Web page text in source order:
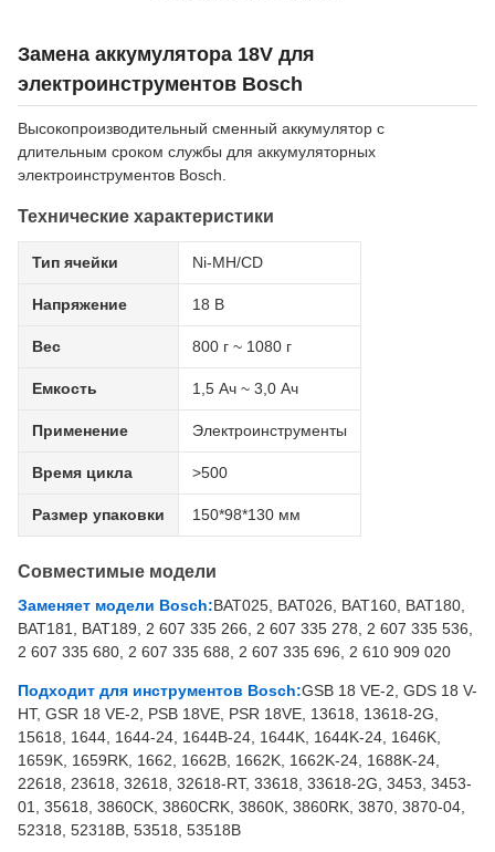
Замена аккумулятора 18V для
электроинструментов Bosch
Высокопроизводительный сменный аккумулятор с
длительным сроком службы для аккумуляторных
электроинструментов Bosch.
Технические характеристики
Тип ячейки Ni-MH/CD
Напряжение 18 В
Вес 800 г ~ 1080 г
Емкость 1,5 Ач ~ 3,0 Ач
Применение Электроинструменты
Время цикла >500
Размер упаковки 150*98*130 мм
Совместимые модели
Заменяет модели Bosch:BAT025, BAT026, BAT160, BAT180,
BAT181, BAT189, 2 607 335 266, 2 607 335 278, 2 607 335 536,
2 607 335 680, 2 607 335 688, 2 607 335 696, 2 610 909 020
Подходит для инструментов Bosch:GSB 18 VE-2, GDS 18 V-
HT, GSR 18 VE-2, PSB 18VE, PSR 18VE, 13618, 13618-2G,
15618, 1644, 1644-24, 1644B-24, 1644K, 1644K-24, 1646K,
1659K, 1659RK, 1662, 1662B, 1662K, 1662K-24, 1688K-24,
22618, 23618, 32618, 32618-RT, 33618, 33618-2G, 3453, 3453-
01, 35618, 3860CK, 3860CRK, 3860K, 3860RK, 3870, 3870-04,
52318, 52318B, 53518, 53518B